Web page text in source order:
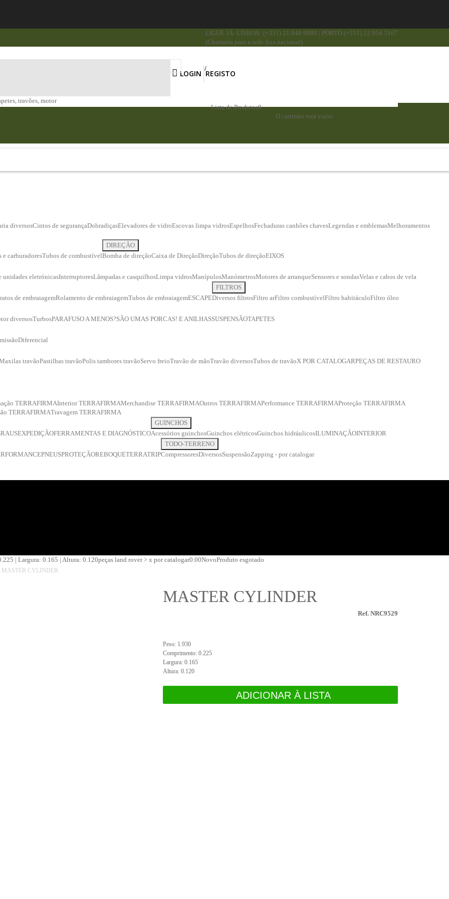
LIGUE JÁ: LISBOA: (+351) 21 949 9880 | PORTO (+351) 22 954 5167
(Chamada para a rede fixa nacional)
travões, motor
LOGIN REGISTO
Lista de Produtos0
O carrinho está vazio
diversosCintos de segurançaDobradiçasElevadores de vidroEscovas limpa vidrosEspelhosFechaduras canhões chavesLegendas e emblemasMelhoramentos
e carburadoresTubos de combustível
DIREÇÃO
Bomba de direçãoCaixa de DireçãoDireçãoTubos de direçãoEIXOS
unidades eletrónicasInterruptoresLâmpadas e casquilhosLimpa vidrosManípulosManómetrosMotores de arranqueSensores e sondasVelas e cabos de vela
de embraiagemRolamento de embraiagemTubos de embraiagemESCAPE
FILTROS
Diversos filtrosFiltro arFiltro combustívelFiltro habitáculoFiltro óleo
diversosTurbosPARAFUSO A MENOS?SÃO UMAS PORCAS! E ANILHASSUSPENSÃOTAPETES
Diferencial
travãoPastilhas travãoPolis tambores travãoServo freioTravão de mãoTravão diversosTubos de travãoX POR CATALOGARPEÇAS DE RESTAURO
TERRAFIRMAInterior TERRAFIRMAMerchandise TERRAFIRMAOutros TERRAFIRMAPerformance TERRAFIRMAProteção TERRAFIRMA
TERRAFIRMATravagem TERRAFIRMA
EXPEDIÇÃOFERRAMENTAS E DIAGNÓSTICO
GUINCHOS
Acessórios guinchosGuinchos elétricosGuinchos hidráulicosILUMINAÇÃOINTERIOR
PNEUSPROTEÇÃOREBOQUETERRATRIP
TODO-TERRENO
CompressoresDiversosSuspensãoZapping - por catalogar
| Largura: 0.165 | Altura: 0.120peças land rover > x por catalogar0.00NovoProduto esgotado
MASTER CYLINDER
MASTER CYLINDER
Ref. NRC9529
Peso: 1.930
Comprimento: 0.225
Largura: 0.165
Altura: 0.120
ADICIONAR À LISTA